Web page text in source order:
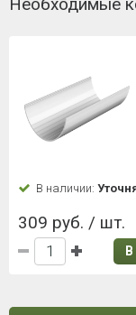
В наличии:
309 руб. / шт.
В